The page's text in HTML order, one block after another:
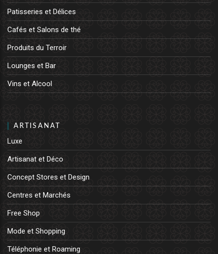
Patisseries et Délices
Cafés et Salons de thé
Produits du Terroir
Lounges et Bar
Vins et Alcool
ARTISANAT
Luxe
Artisanat et Déco
Concept Stores et Design
Centres et Marchés
Free Shop
Mode et Shopping
Téléphonie et Roaming